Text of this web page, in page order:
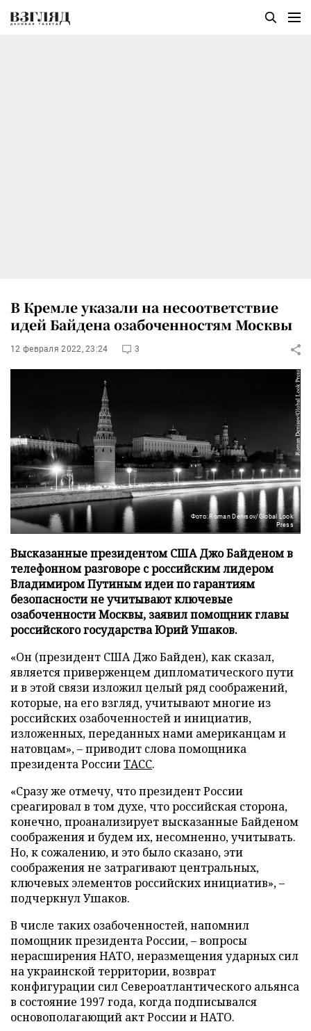
В Кремле указали на несоответствие
идей Байдена озабоченностям Москвы
12 февраля 2022, 23:24 3
Фото: Roman Denisov/Global Look
Press
Высказанные президентом США Джо Байденом в
телефонном разговоре с российским лидером
Владимиром Путиным идеи по гарантиям
безопасности не учитывают ключевые
озабоченности Москвы, заявил помощник главы
российского государства Юрий Ушаков.
«Он (президент США Джо Байден), как сказал,
является приверженцем дипломатического пути
и в этой связи изложил целый ряд соображений,
которые, на его взгляд, учитывают многие из
российских озабоченностей и инициатив,
изложенных, переданных нами американцам и
натовцам», – приводит слова помощника
президента РоссииТАСС.
«Сразу же отмечу, что президент России
среагировал в том духе, что российская сторона,
конечно, проанализирует высказанные Байденом
соображения и будем их, несомненно, учитывать.
Но, к сожалению, и это было сказано, эти
соображения не затрагивают центральных,
ключевых элементов российских инициатив», –
подчеркнул Ушаков.
В числе таких озабоченностей, напомнил
помощник президента России, – вопросы
нерасширения НАТО, неразмещения ударных сил
на украинской территории, возврат
конфигурации сил Североатлантического альянса
в состояние 1997 года, когда подписывался
основополагающий акт России и НАТО.